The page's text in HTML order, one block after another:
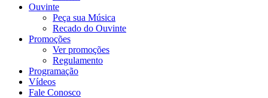
Ouvinte
Peça sua Música
Recado do Ouvinte
Promoções
Ver promoções
Regulamento
Programação
Vídeos
Fale Conosco